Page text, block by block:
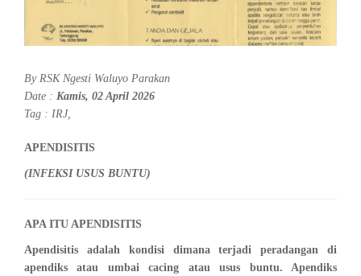
By RSK Ngesti Waluyo Parakan
Date : Kamis, 02 April 2026
Tag : IRJ,
APENDISITIS
(INFEKSI USUS BUNTU)
APA ITU APENDISITIS
Apendisitis adalah kondisi dimana terjadi peradangan di
apendiks atau umbai cacing atau usus buntu. Apendiks